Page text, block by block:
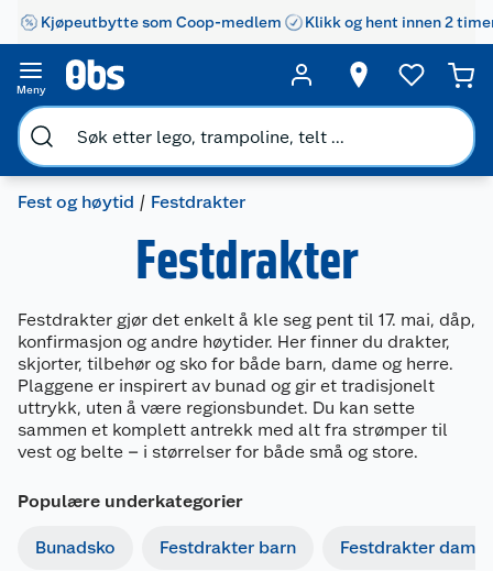
Kjøpeutbytte som Coop-medlem Klikk og hent innen 2
Meny
Fest og høytid Festdrakter
Festdrakter
Festdrakter gjør det enkelt å kle seg pent til 17. mai, dåp,
konfirmasjon og andre høytider. Her finner du drakter,
skjorter, tilbehør og sko for både barn, dame og herre.
Plaggene er inspirert av bunad og gir et tradisjonelt
uttrykk, uten å være regionsbundet. Du kan sette
sammen et komplett antrekk med alt fra strømper til
vest og belte – i størrelser for både små og store.
Populære underkategorier
Bunadsko Festdrakter barn Festdrakter dame